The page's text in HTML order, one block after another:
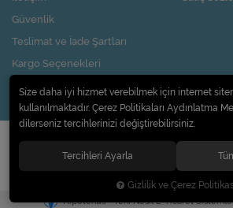
Güvenlik
Teslimat ve İade Şartları
Kargo Seçenekleri
Nasıl Kupon Kazanırım?
© 2020Pi Design İç ve Dış Ticaret Limited
Hipotenüs Yeni Nesil E-Ticaret Sistemleri
Size daha iyi hizmet verebilmek için internet
kullanılmaktadır. Çerez Politikaları Aydınlatma
dilerseniz tercihlerinizi değiştirebilirsiniz.
Tercihleri Ayarla
Gizlilik ve Çerez